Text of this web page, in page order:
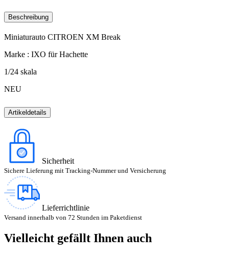
Beschreibung
Miniaturauto CITROEN XM Break
Marke : IXO für Hachette
1/24 skala
NEU
Artikeldetails
Sicherheit
Sichere Lieferung mit Tracking-Nummer und Versicherung
Lieferrichtlinie
Versand innerhalb von 72 Stunden im Paketdienst
Vielleicht gefällt Ihnen auch